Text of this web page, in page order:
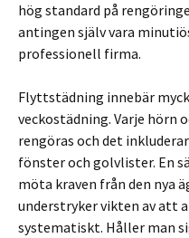
hög standard på
antingen själv vara
professionell firma.
Flyttstädning innebär
veckostädning. Varje hörn
rengöras och det
fönster och golvlister. En
möta kraven från den nya
understryker vikten av att
systematiskt. Håller man